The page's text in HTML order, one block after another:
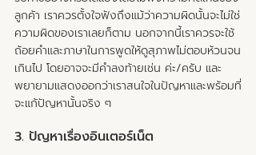
ลูกค้า เราควรตั้งใจฟังถึงแม้ว่าความผิดนั้นจะไม่ใช่
ความผิดของเราเลยก็ตาม นอกจากนี้เราควรจะใช้
ถ้อยคำและภาษาในการพูดให้ดูสุภาพไม่ตอบห้วนจน
เกินไป โดยอาจจะมีคำลงท้ายเช่น ค่ะ/ครับ และ
พยายามแสดงออกว่าเราสนใจในปัญหาและพร้อมที่
จะแก้ปัญหานั้นจริง ๆ
3. ปัญหาเรื่องอินเตอร์เน็ต